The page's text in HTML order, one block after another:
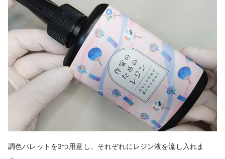
調色パレットを3つ用意し、それぞれにレジン液を流し入れま